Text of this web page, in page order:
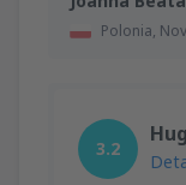
Polonia,
3.2